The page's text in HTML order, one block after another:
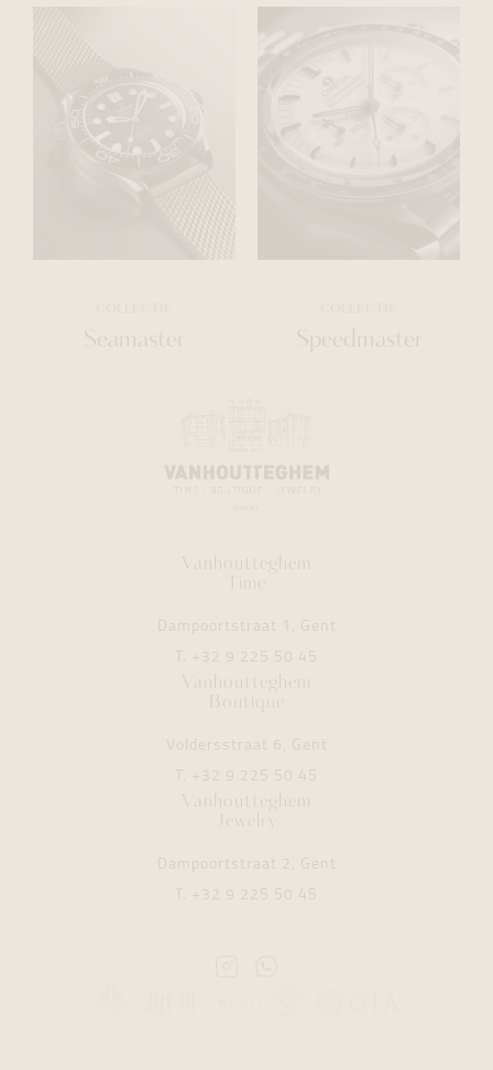
Seamaster Speedmaster
Vanhoutteghem
Time
Dampoortstraat 1, Gent
T. +32 9 225 50 45
Vanhoutteghem
Boutique
Voldersstraat 6, Gent
T. +32 9 225 50 45
Vanhoutteghem
Jewelry
Dampoortstraat 2, Gent
T. +32 9 225 50 45